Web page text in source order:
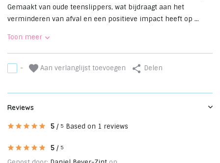
Gemaakt van oude teenslippers, wat bijdraagt aan het
verminderen van afval en een positieve impact heeft op ...
Toon meer
- Aan verlanglijst toevoegen Delen
Reviews
5 / 5 Based on 1 reviews
5 / 5